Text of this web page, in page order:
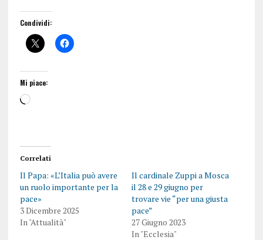
Condividi:
Mi piace:
Correlati
Il Papa: «L’Italia può avere
un ruolo importante per la
pace»
3 Dicembre 2025
In "Attualità"
Il cardinale Zuppi a Mosca
il 28 e 29 giugno per
trovare vie “per una giusta
pace”
27 Giugno 2023
In "Ecclesia"